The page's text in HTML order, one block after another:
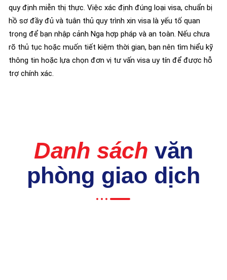
quy định miễn thị thực. Việc xác định đúng loại visa, chuẩn bị
hồ sơ đầy đủ và tuân thủ quy trình xin visa là yếu tố quan
trọng để bạn nhập cảnh Nga hợp pháp và an toàn. Nếu chưa
rõ thủ tục hoặc muốn tiết kiệm thời gian, bạn nên tìm hiểu kỹ
thông tin hoặc lựa chọn đơn vị tư vấn visa uy tín để được hỗ
trợ chính xác.
Danh sách văn
phòng giao dịch